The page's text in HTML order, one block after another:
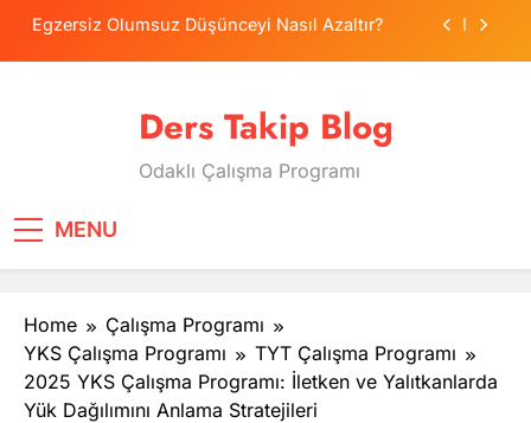
SkipEgzersiz Olumsuz Düşünceyi Nasıl Azaltır?
Tercih Stresinde Veliler Çocuğa Nasıl Destek
Tekrarlama Zorlantısı: Neden Geçmişi
Egzersiz Olumsuz Düşünceyi Nasıl Azaltır?
Psikolojide Sistematik Duyarsızlaştırma
Tercih Stresinde Veliler Çocuğa Nasıl Destek
Olur?
Ders Takip Blog
Odaklı Çalışma Programı
MENU
Home
Çalışma Programı
YKS Çalışma Programı
TYT Çalışma Programı
2025 YKS Çalışma Programı: İletken ve Yalıtkanlarda
Yük Dağılımını Anlama Stratejileri